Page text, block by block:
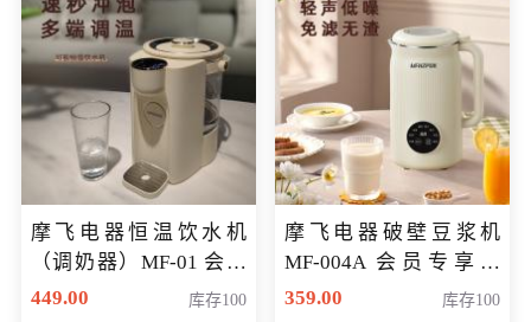
摩飞电器恒温饮水机
（调奶器）MF-01 会员
专享价366元
449.00 库存100
摩飞电器破壁豆浆机
MF-004A 会员专享价
168元
359.00 库存100